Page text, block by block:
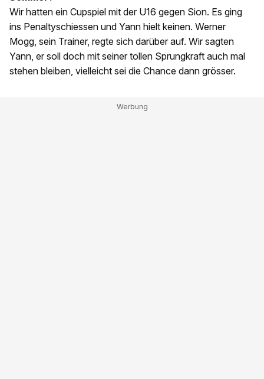
Wir hatten ein Cupspiel mit der U16 gegen Sion. Es ging
ins Penaltyschiessen und Yann hielt keinen. Werner
Mogg, sein Trainer, regte sich darüber auf. Wir sagten
Yann, er soll doch mit seiner tollen Sprungkraft auch mal
stehen bleiben, vielleicht sei die Chance dann grösser.